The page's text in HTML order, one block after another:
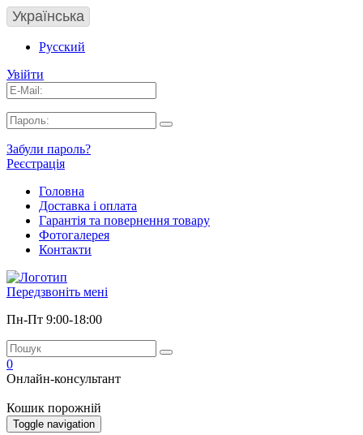
Українська
Русский
Увійти
Забули пароль?
Реєстрація
Головна
Доставка і оплата
Гарантія та повернення товару
Фотогалерея
Контакти
Передзвоніть мені
Пн-Пт 9:00-18:00
0
Онлайн-консультант
Кошик порожній
Toggle navigation